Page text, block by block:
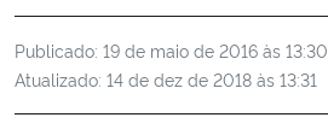
Ministério da Educação
Ministério da Cidadania
Publicado: 19 de maio de 2016 às 13:30
Atualizado: 14 de dez de 2018 às 13:31